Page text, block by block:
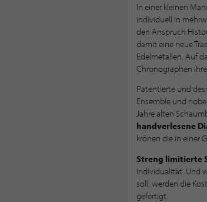
In einer kleinen
individuell in
den Anspruch
damit eine neue
Edelmetallen. Auf
Chronographen ihre
Patentierte und
Ensemble und
Jahre alten
handverlesene
krönen die in einer
Streng limitierte
Individualität. Und
soll, werden die
gefertigt.